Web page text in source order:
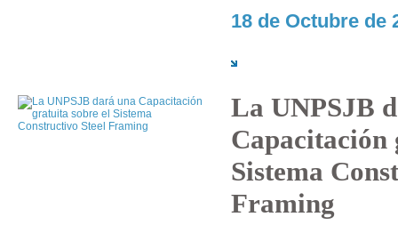
18 de Octubre de
La UNPSJB
Capacitación
Sistema
Framing